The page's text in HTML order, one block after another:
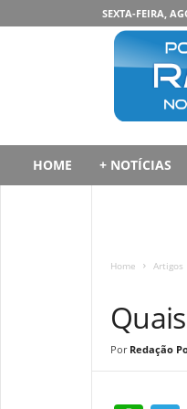
SEXTA-FEIRA,
HOME + NOTÍCIAS
Home Artigos
Redação